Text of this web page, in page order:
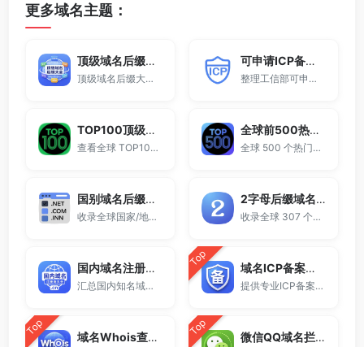
更多域名主题：
顶级域名后缀大全
顶级域名后缀大全收录全球已开放注册的所有TLD后缀，包括gTLD、ccTLD、品牌域名后缀等。
可申请ICP备案域名后缀大全
整理工信部可申请ICP网站备案的域名后缀大全。
TOP100顶级域名后缀排名榜
查看全球 TOP100 域名后缀。
全球前500热门域名后缀排行
全球 500 个热门域名后缀排名，展示注册量排行、是否可备案、适用范围与用途简介，帮助企业与个人在 2025 年快速选择合适的顶级域名。
国别域名后缀大全
收录全球国家/地区代码顶级域名。
2字母后缀域名大全
收录全球 307 个两字符域名后缀。
国内域名注册商大全
汇总国内知名域名注册商与服务平台。
Top 域名ICP备案查询
提供专业ICP备案查询与网站备案信息查询服务，支持域名备案号查询、网站是否备案检测及备案信息快速获取，适用于站长工具、域名检测与SEO分析。
Top 域名Whois查询工具 Top 微信QQ域名拦截检测